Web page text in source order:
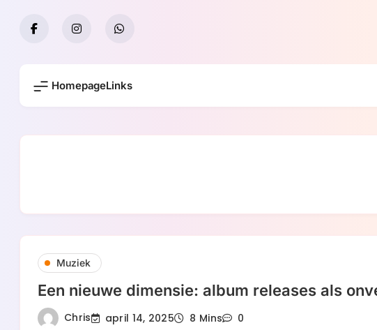
HomepageLinks
Muziek
Een nieuwe dimensie: album releases als
Chris april 14, 2025 8 Mins 0